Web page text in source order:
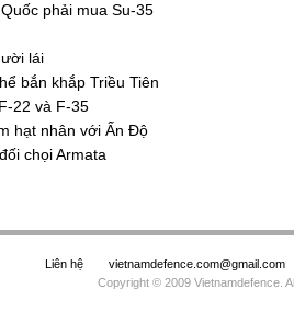
phải mua Su-35
lái
bắn khắp Triều Tiên
22 và F-35
hạt nhân với Ấn Độ
chọi Armata
Liên hệ vietnamdefence.com@gmail.com
Copyright © 2009 Vietnamdefence.